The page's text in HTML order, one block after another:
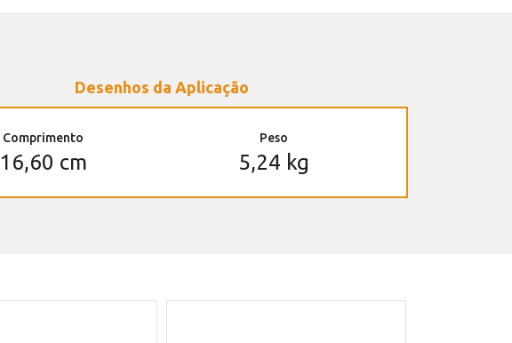
Desenhos da Aplicação
Comprimento
16,60 cm
Peso
5,24 kg